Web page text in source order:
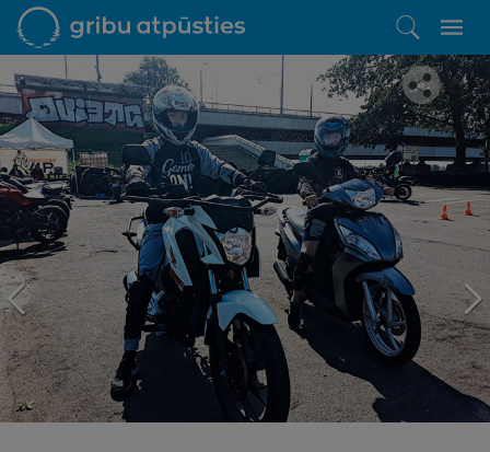
Iepatikās šis piedāvājums?
Līdz brīnišķīgai atpūtai atlikuši tikai daži soļi
PĒRKU